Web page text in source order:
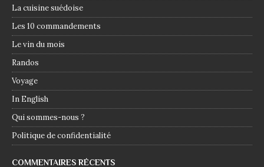
La cuisine suédoise
Les 10 commandements
Le vin du mois
Randos
Voyage
In English
Qui sommes-nous ?
Politique de confidentialité
COMMENTAIRES RÉCENTS